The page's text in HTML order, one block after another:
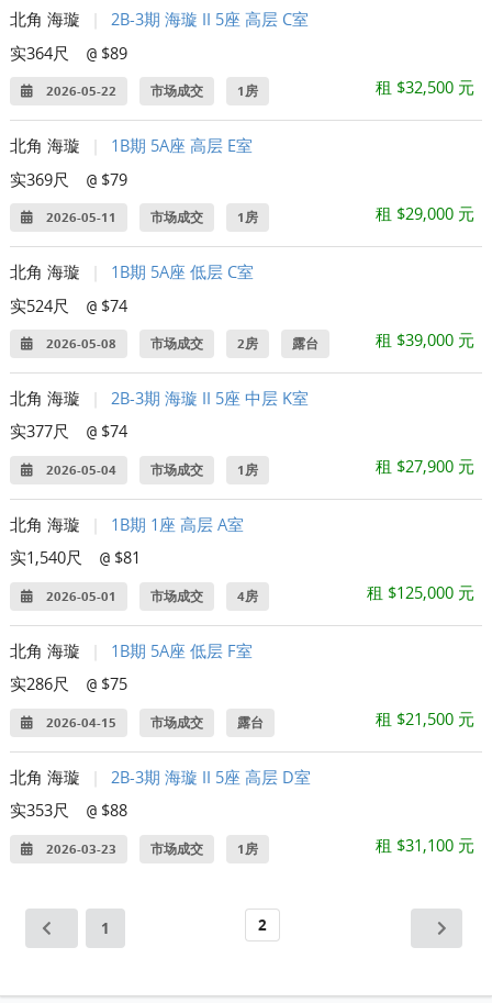
北角 海璇
2B-3期 海璇 II 5座 高层 C室
实364尺
@ $89
2026-05-22 市场成交 1房 租 $32,500 元
北角 海璇
1B期 5A座 高层 E室
实369尺
@ $79
2026-05-11 市场成交 1房 租 $29,000 元
北角 海璇
1B期 5A座 低层 C室
实524尺
@ $74
2026-05-08 市场成交 2房 露台 租 $39,000 元
北角 海璇
2B-3期 海璇 II 5座 中层 K室
实377尺
@ $74
2026-05-04 市场成交 1房 租 $27,900 元
北角 海璇
1B期 1座 高层 A室
实1,540尺
@ $81
2026-05-01 市场成交 4房 租 $125,000 元
北角 海璇
1B期 5A座 低层 F室
实286尺
@ $75
2026-04-15 市场成交 露台 租 $21,500 元
北角 海璇
2B-3期 海璇 II 5座 高层 D室
实353尺
@ $88
2026-03-23 市场成交 1房 租 $31,100 元
1 2